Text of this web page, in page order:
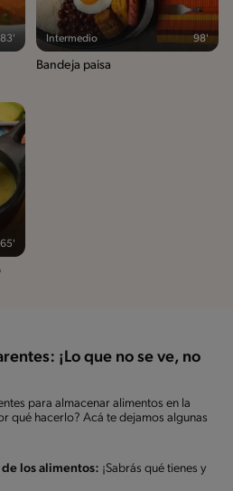
83' Intermedio 98'
Bandeja paisa
65'
¡Lo que no se ve, no
para almacenar alimentos en la
qué hacerlo? Acá te dejamos algunas
los alimentos: ¡Sabrás qué tienes y